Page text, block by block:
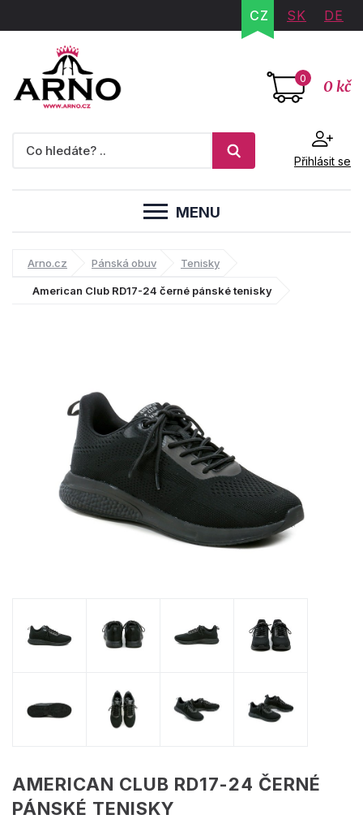
CZ SK DE
0 0 kč
Přihlásit se
MENU
Arno.cz Pánská obuv Tenisky
American Club RD17-24 černé pánské tenisky
AMERICAN CLUB RD17-24 ČERNÉ
PÁNSKÉ TENISKY